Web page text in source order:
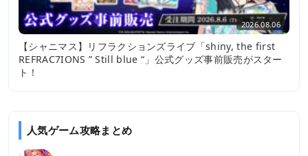
2026.08.06
【シャニマス】リフラクションズライブ「shiny, the first
REFRAC7IONS ” Still blue “」公式グッズ事前販売がスター
ト！
人気ゲーム攻略まとめ